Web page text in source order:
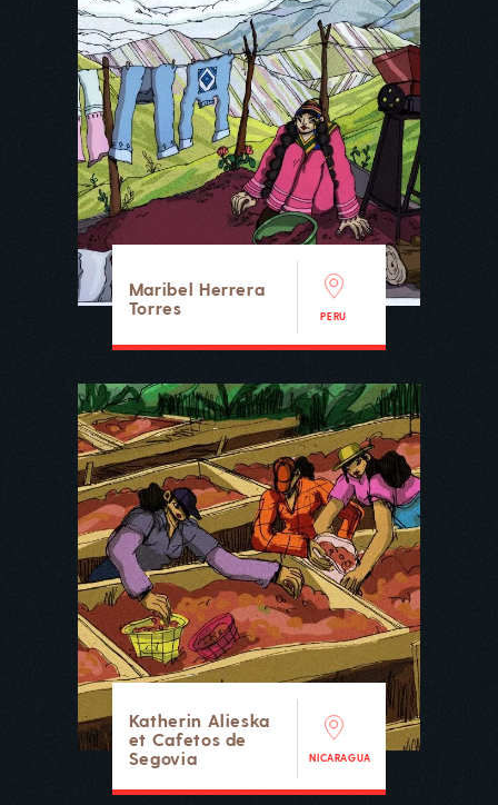
Maribel Herrera
Torres
PERU
Katherin Alieska
et Cafetos de
Segovia
NICARAGUA